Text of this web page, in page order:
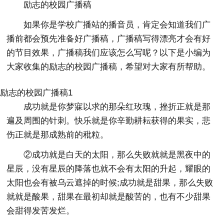
励志的校园广播稿
如果你是学校广播站的播音员，肯定会知道我们广
播前都会预先准备好广播稿，广播稿写得漂亮才会有好
的节目效果，广播稿我们应该怎么写呢？以下是小编为
大家收集的励志的校园广播稿，希望对大家有所帮助。
励志的校园广播稿1
成功就是你梦寐以求的那朵红玫瑰，挫折正就是那
遍及周围的针刺。快乐就是你辛勤耕耘获得的果实，悲
伤正就是那成熟前的秕粒。
②成功就是白天的太阳，那么失败就就是黑夜中的
星辰，没有星辰的降落也就不会有太阳的升起，耀眼的
太阳也会有被乌云遮掉的时候;成功就是甜果，那么失败
就就是酸果，甜果在最初却就是酸苦的，也有不少甜果
会甜得发苦发烂。